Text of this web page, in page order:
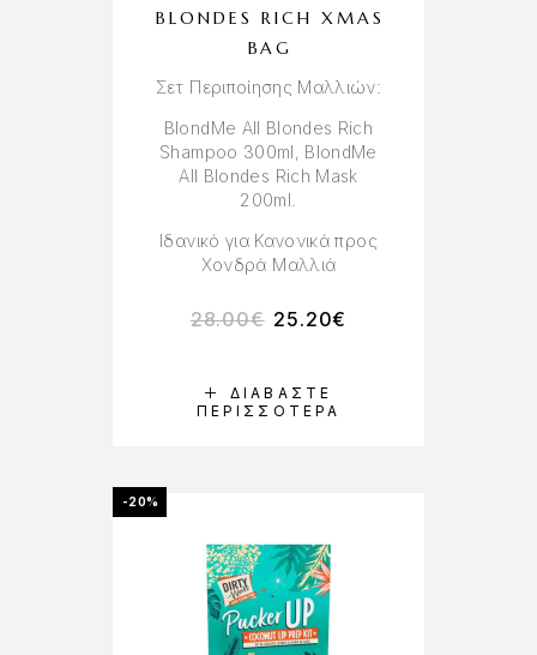
ΔΙΑΒΆΣΤΕ
ΠΕΡΙΣΣΌΤΕΡΑ
BLONDES RICH XMAS
BAG
Σετ Περιποίησης Μαλλιών:
BlondMe All Blondes Rich
Shampoo 300ml, BlondMe
All Blondes Rich Mask
200ml.
Ιδανικό για Κανονικά προς
Χονδρά Μαλλιά
28.00€ 25.20€
-20%